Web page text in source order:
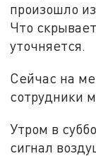
произошло
Что
уточняется.
Сейчас на
сотрудники
Утром в
сигнал